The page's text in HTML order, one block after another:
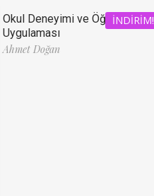
İNDIRIM!
Okul Deneyimi ve Öğretmenlik
Uygulaması
Ahmet Doğan